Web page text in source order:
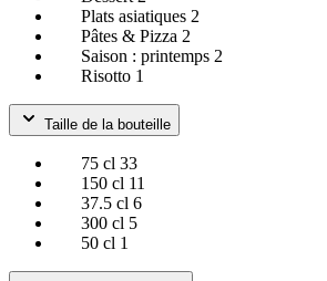
Plats asiatiques 2
Pâtes & Pizza 2
Saison : printemps 2
Risotto 1
Taille de la bouteille
75 cl 33
150 cl 11
37.5 cl 6
300 cl 5
50 cl 1